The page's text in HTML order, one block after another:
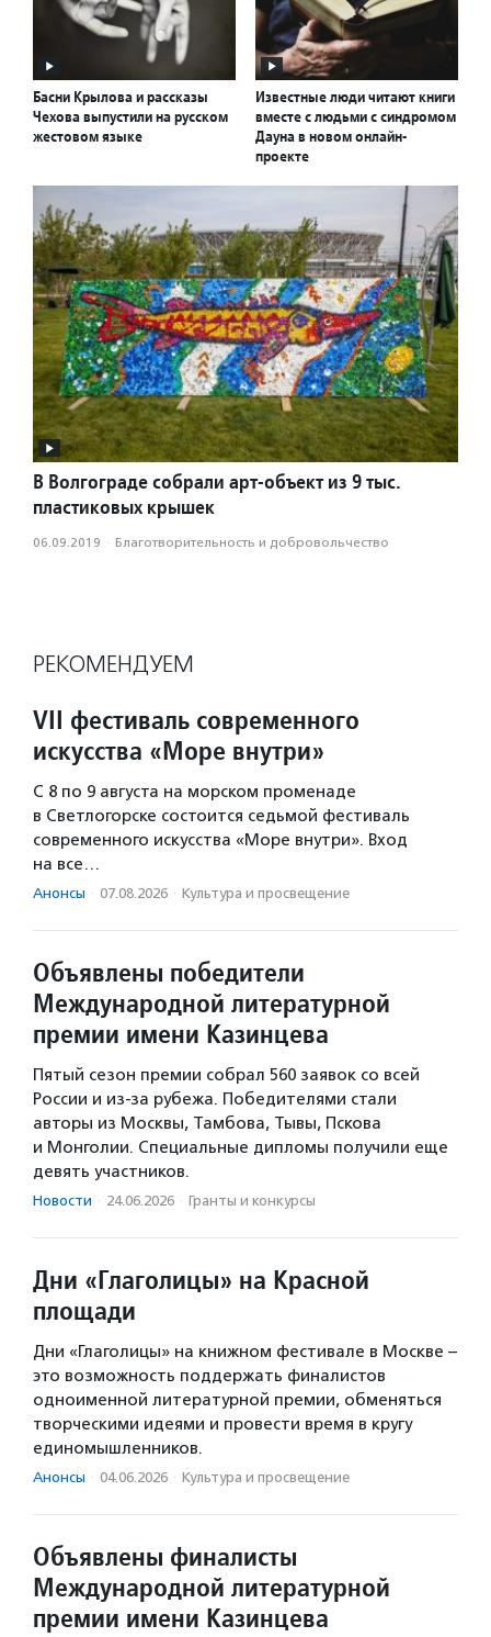
Басни Крылова и рассказы
Чехова выпустили на русском
жестовом языке
Известные люди читают книги
вместе с людьми с синдромом
Дауна в новом онлайн-
проекте
В Волгограде собрали арт-объект из 9 тыс.
пластиковых крышек
06.09.2019 · Благотвори­тель­ность и доброволь­чест­во
РЕКОМЕНДУЕМ
VII фестиваль современного
искусства «Море внутри»
С 8 по 9 августа на морском променаде
в Светлогорске состоится седьмой фестиваль
современного искусства «Море внутри». Вход
на все…
Анонсы · 07.08.2026 · Культура и просвещение
Объявлены победители
Международной литературной
премии имени Казинцева
Пятый сезон премии собрал 560 заявок со всей
России и из-за рубежа. Победителями стали
авторы из Москвы, Тамбова, Тывы, Пскова
и Монголии. Специальные дипломы получили еще
девять участников.
Новости · 24.06.2026 · Гранты и конкурсы
Дни «Глаголицы» на Красной
площади
Дни «Глаголицы» на книжном фестивале в Москве –
это возможность поддержать финалистов
одноименной литературной премии, обменяться
творческими идеями и провести время в кругу
единомышленников.
Анонсы · 04.06.2026 · Культура и просвещение
Объявлены финалисты
Международной литературной
премии имени Казинцева